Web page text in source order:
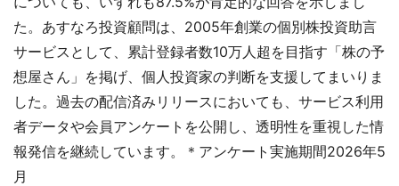
た。あすなろ投資顧問は、2005年創業の個別株投資助言
サービスとして、累計登録者数10万人超を目指す「株の予
想屋さん」を掲げ、個人投資家の判断を支援してまいりま
した。過去の配信済みリリースにおいても、サービス利用
者データや会員アンケートを公開し、透明性を重視した情
報発信を継続しています。＊アンケート実施期間2026年5
月